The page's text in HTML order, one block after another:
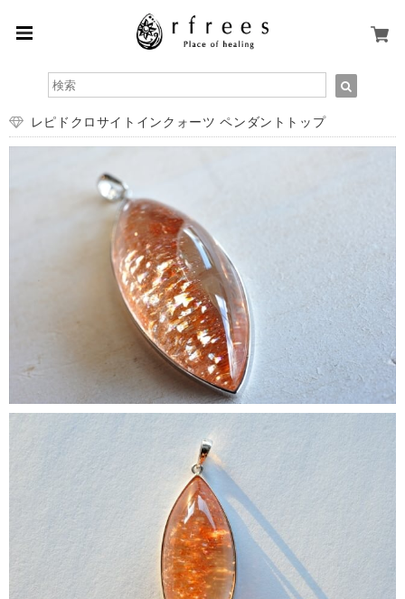
レピドクロサイトインクォーツ ペンダントトップ